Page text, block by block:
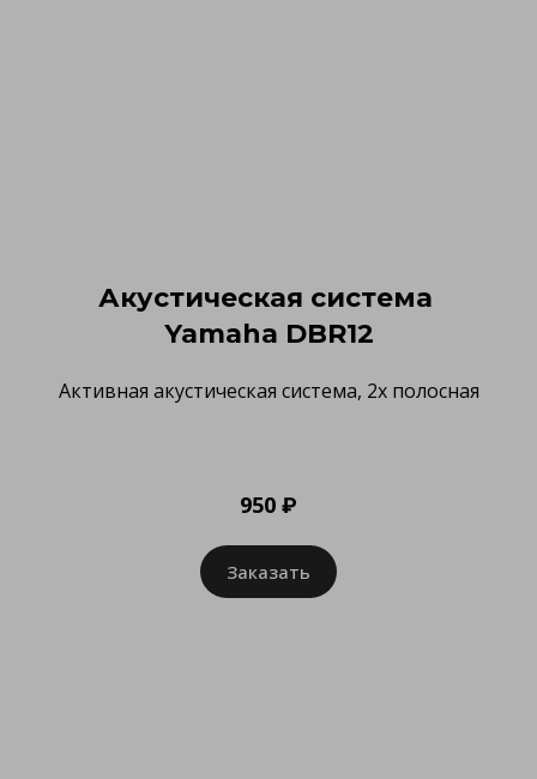
Акустическая система
Yamaha DBR12
Активная акустическая система, 2х полосная
950 ₽
Заказать